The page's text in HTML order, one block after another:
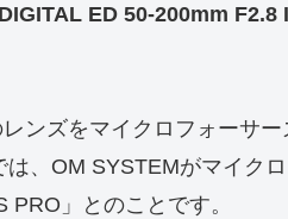
ED 50-200mm F2.8
ンズをマイクロフォーサ
、OM SYSTEMがマイク
」とのことです。